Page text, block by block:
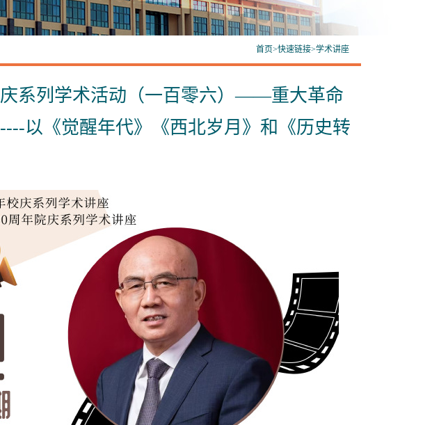
首页>快速链接>学术讲座
庆系列学术活动（一百零六）——重大革命
以《觉醒年代》《西北岁月》和《历史转